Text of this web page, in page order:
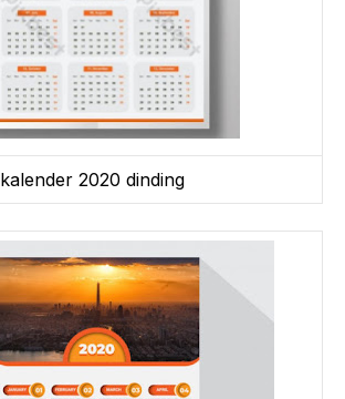
kalender 2020 dinding